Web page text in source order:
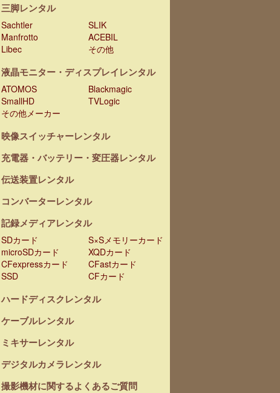
三脚レンタル
Sachtler
SLIK
Manfrotto
ACEBIL
Libec
その他
液晶モニター・ディスプレイレンタル
ATOMOS
Blackmagic
SmallHD
TVLogic
その他メーカー
映像スイッチャーレンタル
充電器・バッテリー・変圧器レンタル
伝送装置レンタル
コンバーターレンタル
記録メディアレンタル
SDカード
S×Sメモリーカード
microSDカード
XQDカード
CFexpressカード
CFastカード
SSD
CFカード
ハードディスクレンタル
ケーブルレンタル
ミキサーレンタル
デジタルカメラレンタル
撮影機材に関するよくあるご質問